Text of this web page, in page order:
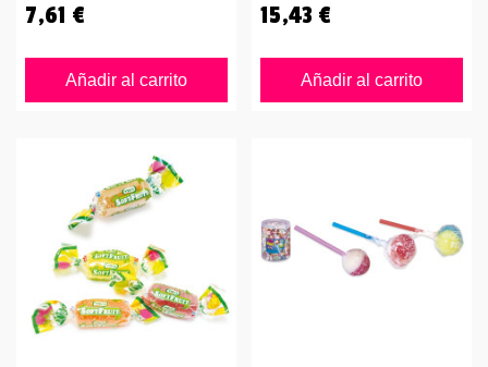
7,61 €
Añadir al carrito
15,43 €
Añadir al carrito